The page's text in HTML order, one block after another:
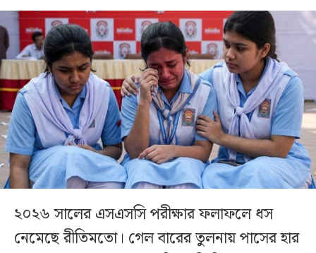
২০২৬ সালের এসএসসি পরীক্ষার ফলাফলে ধস
নেমেছে রীতিমতো। গেল বারের তুলনায় পাসের হার